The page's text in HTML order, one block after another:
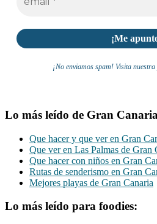
¡No enviamos spam! Visita
Lo más leído de Gran
Que hacer y que ver en Gran
Que ver en Las Palmas de Gran
Que hacer con niños en Gran
Rutas de senderismo en Gran
Mejores playas de Gran Canaria
Lo más leído para foodies: